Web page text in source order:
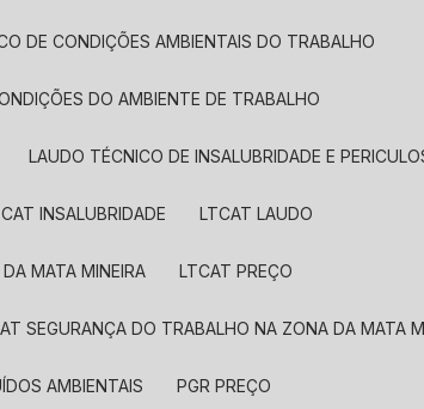
DE CONDIÇÕES AMBIENTAIS DO TRABALHO
DO AMBIENTE DE TRABALHO
LAUDO TÉCNICO DE INSALUBRIDADE E
INSALUBRIDADE LTCAT LAUDO
MATA MINEIRA LTCAT PREÇO
SEGURANÇA DO TRABALHO NA ZONA DA MATA
AMBIENTAIS PGR PREÇO